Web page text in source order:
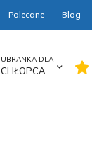
Polecane Blog
CHŁOPCA